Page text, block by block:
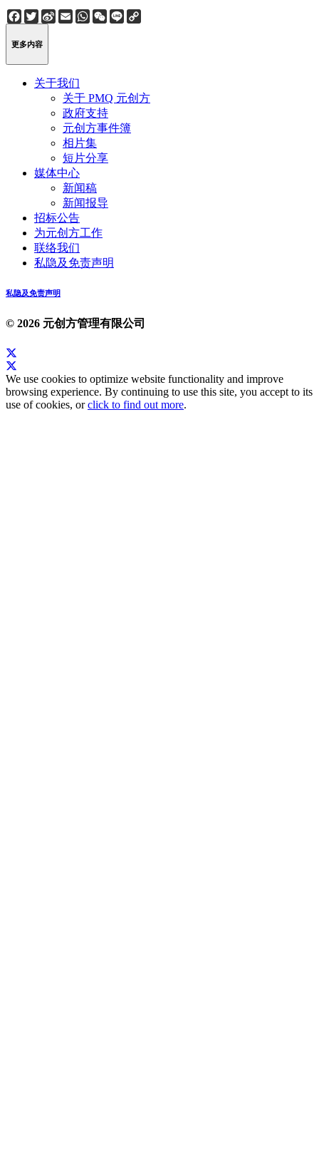
Facebook
Twitter
Sina
Weibo
EmailWhatsApp
WeChat
Line
更多内容
关于我们
关于 PMQ 元创方
政府支持
元创方事件簿
相片集
短片分享
媒体中心
新闻稿
新闻报导
招标公告
为元创方工作
联络我们
私隐及免责声明
私隐及免责声明
© 2026 元创方管理有限公司
We use cookies to optimize website functionality and improve
browsing experience. By continuing to use this site, you accept to its
use of cookies, orclick to find out more.